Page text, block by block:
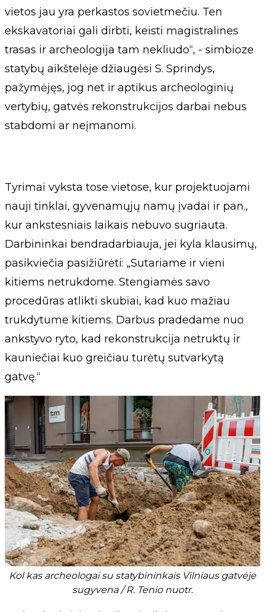
vietos jau yra perkastos sovietmečiu. Ten
ekskavatoriai gali dirbti, keisti magistralines
trasas ir archeologija tam nekliudo“, - simbioze
statybų aikštelėje džiaugėsi S. Sprindys,
pažymėjęs, jog net ir aptikus archeologinių
vertybių, gatvės rekonstrukcijos darbai nebus
stabdomi ar neįmanomi.
Tyrimai vyksta tose vietose, kur projektuojami
nauji tinklai, gyvenamųjų namų įvadai ir pan.,
kur ankstesniais laikais nebuvo sugriauta.
Darbininkai bendradarbiauja, jei kyla klausimų,
pasikviečia pasižiūrėti: „Sutariame ir vieni
kitiems netrukdome. Stengiamės savo
procedūras atlikti skubiai, kad kuo mažiau
trukdytume kitiems. Darbus pradedame nuo
ankstyvo ryto, kad rekonstrukcija netruktų ir
kauniečiai kuo greičiau turėtų sutvarkytą
gatvę.“
Kol kas archeologai su statybininkais Vilniaus gatvėje
sugyvena / R. Tenio nuotr.